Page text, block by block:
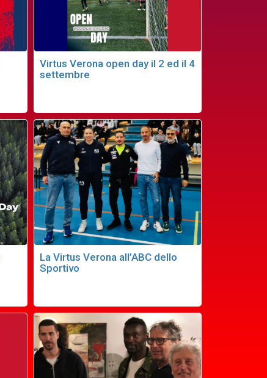
Virtus Verona open day il 2 ed il 4
settembre
La Virtus Verona all’ABC dello
Sportivo